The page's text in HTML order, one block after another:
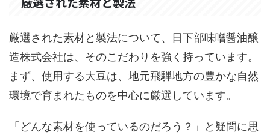
厳選された素材と製法について、日下部味噌醤油醸
造株式会社は、そのこだわりを強く持っています。
まず、使用する大豆は、地元飛騨地方の豊かな自然
環境で育まれたものを中心に厳選しています。
「どんな素材を使っているのだろう？」と疑問に思